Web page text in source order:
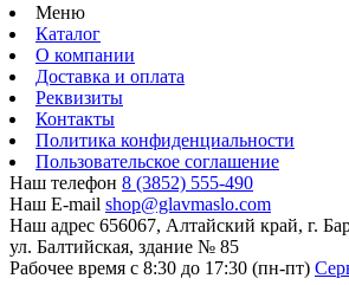
Меню
Каталог
О компании
Доставка и оплата
Реквизиты
Контакты
Политика конфиденциальности
Пользовательское соглашение
Наш телефон 8 (3852) 555-490
Наш E-mail shop@glavmaslo.com
Наш адрес 656067, Алтайский край, г.
ул. Балтийская, здание № 85
Рабочее время с 8:30 до 17:30 (пн-пт)